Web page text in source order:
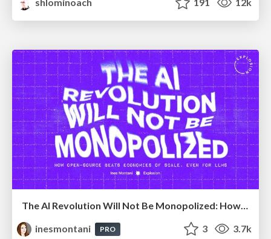
shlominoach
191 12k
The AI Revolution Will Not Be Monopolized: How open-source beats economies of scale, even for LLMs
inesmontani
PRO 3 3.7k